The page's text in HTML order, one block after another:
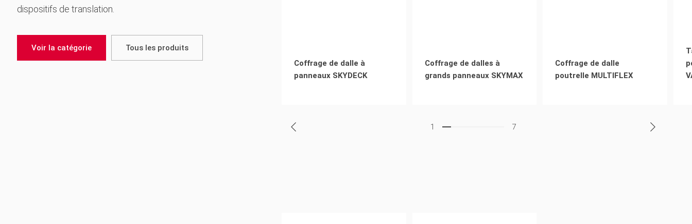
dispositifs de translation.
Voir la catégorie
Tous les produits
Coffrage de dalle à
panneaux SKYDECK
Coffrage de dalles à
grands panneaux SKYMAX
Coffrage de dalle
poutrelle MULTIFLEX
1 7